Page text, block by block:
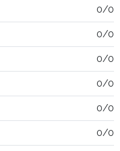
0/0
0/0
0/0
0/0
0/0
0/0